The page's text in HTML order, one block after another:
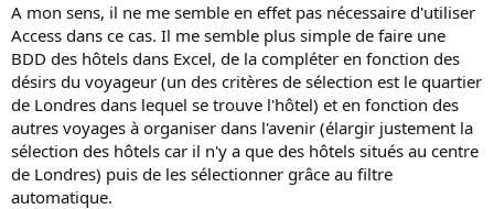
A mon sens, il ne me semble en effet pas nécessaire d'utiliser
Access dans ce cas. Il me semble plus simple de faire une
BDD des hôtels dans Excel, de la compléter en fonction des
désirs du voyageur (un des critères de sélection est le quartier
de Londres dans lequel se trouve l'hôtel) et en fonction des
autres voyages à organiser dans l'avenir (élargir justement la
sélection des hôtels car il n'y a que des hôtels situés au centre
de Londres) puis de les sélectionner grâce au filtre
automatique.